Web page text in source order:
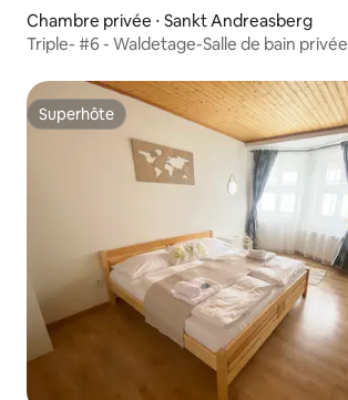
Chambre privée ⋅ Sankt Andreasberg
Triple- #6 - Waldetage-Salle de bain privée
Superhôte
Superhôte